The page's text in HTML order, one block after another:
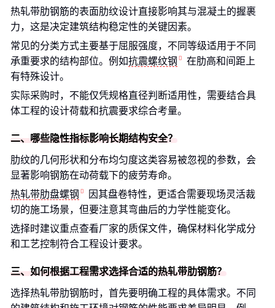
热轧带肋钢筋的表面肋纹设计直接影响其与混凝土的握裹
力，这是决定建筑结构稳定性的关键因素。
常见的分类方式主要基于屈服强度，不同等级适用于不同
承重要求的结构部位。例如抗震螺纹钢
在肋高和间距上
有特殊设计。
实际采购时，不能仅凭规格直径判断适用性，需要结合具
体工程的设计荷载和抗震要求综合考量。
二、哪些隐性指标影响长期结构安全？
肋纹的几何形状和分布均匀度这类容易被忽视的参数，会
显著影响钢筋在动荷载下的疲劳寿命。
热轧带肋盘螺钢
因其盘卷特性，更适合需要现场灵活裁
切的施工场景，但要注意其弯曲后的力学性能变化。
选择时建议重点查看厂家的质保文件，确保材料化学成分
和工艺控制符合工程设计要求。
三、如何根据工程需求选择合适的热轧带肋钢筋？
选择热轧带肋钢筋时，首先要明确工程的具体需求。不同